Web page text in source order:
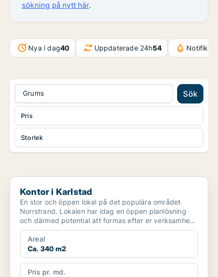
sökning på nytt här.
Nya i dag40 Uppdaterade 24h54
Grums Sök
Storlek
Pris
Kontor i Karlstad
Kontor i Karlstad
En stor och öppen lokal på det populära området
Norrstrand. Lokalen har idag en öppen planlösning
och därmed potential att formas efter er verksamhet.
Utöve...
Areal
Ca. 340 m2
Pris pr. md.